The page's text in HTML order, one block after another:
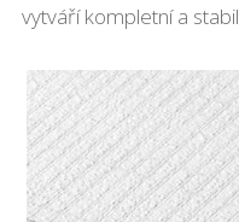
vytváří kompletní a